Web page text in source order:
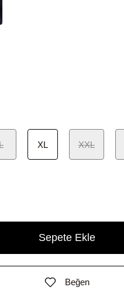
XL XXL
Sepete Ekle
Beğen